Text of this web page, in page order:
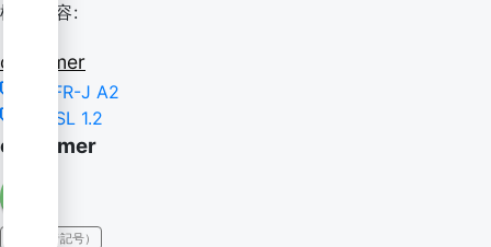
検索内容:
customer
CEFR-J A2
NGSL 1.2
customer
IPA（発音記号）